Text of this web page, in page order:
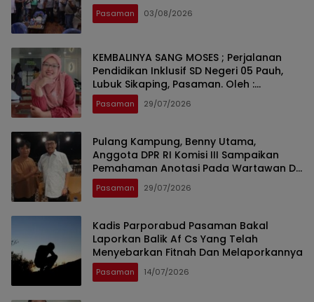
Pasaman 03/08/2026
KEMBALINYA SANG MOSES ; Perjalanan
Pendidikan Inklusif SD Negeri 05 Pauh,
Lubuk Sikaping, Pasaman. Oleh :
Rahmawati Ismar SS ( Guru SDN Pauh ,
Lubuk Sikaping, Pasaman.)
Pasaman 29/07/2026
Pulang Kampung, Benny Utama,
Anggota DPR RI Komisi III Sampaikan
Pemahaman Anotasi Pada Wartawan Di
Pasaman
Pasaman 29/07/2026
Kadis Parporabud Pasaman Bakal
Laporkan Balik Af Cs Yang Telah
Menyebarkan Fitnah Dan Melaporkannya
Pasaman 14/07/2026